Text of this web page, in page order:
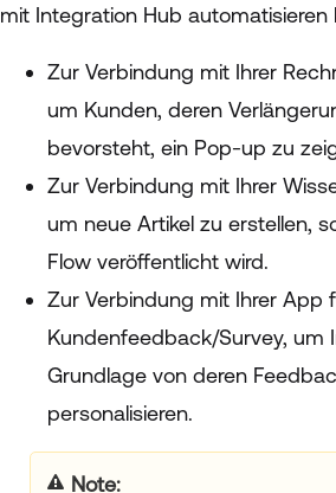
mit Integration Hub automatisieren
Zur Verbindung mit Ihrer
um Kunden, deren
bevorsteht, ein Pop-up zu
Zur Verbindung mit Ihrer
um neue Artikel zu erstellen,
Flow veröffentlicht wird.
Zur Verbindung mit Ihrer App
Kundenfeedback/Survey, um
Grundlage von deren
personalisieren.
Note